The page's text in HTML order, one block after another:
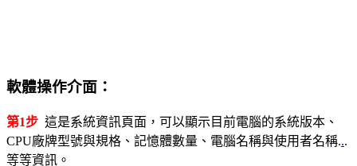
軟體操作介面：
第1步 這是系統資訊頁面，可以顯示目前電腦的系統版本、
CPU廠牌型號與規格、記憶體數量、電腦名稱與使用者名稱...
等等資訊。